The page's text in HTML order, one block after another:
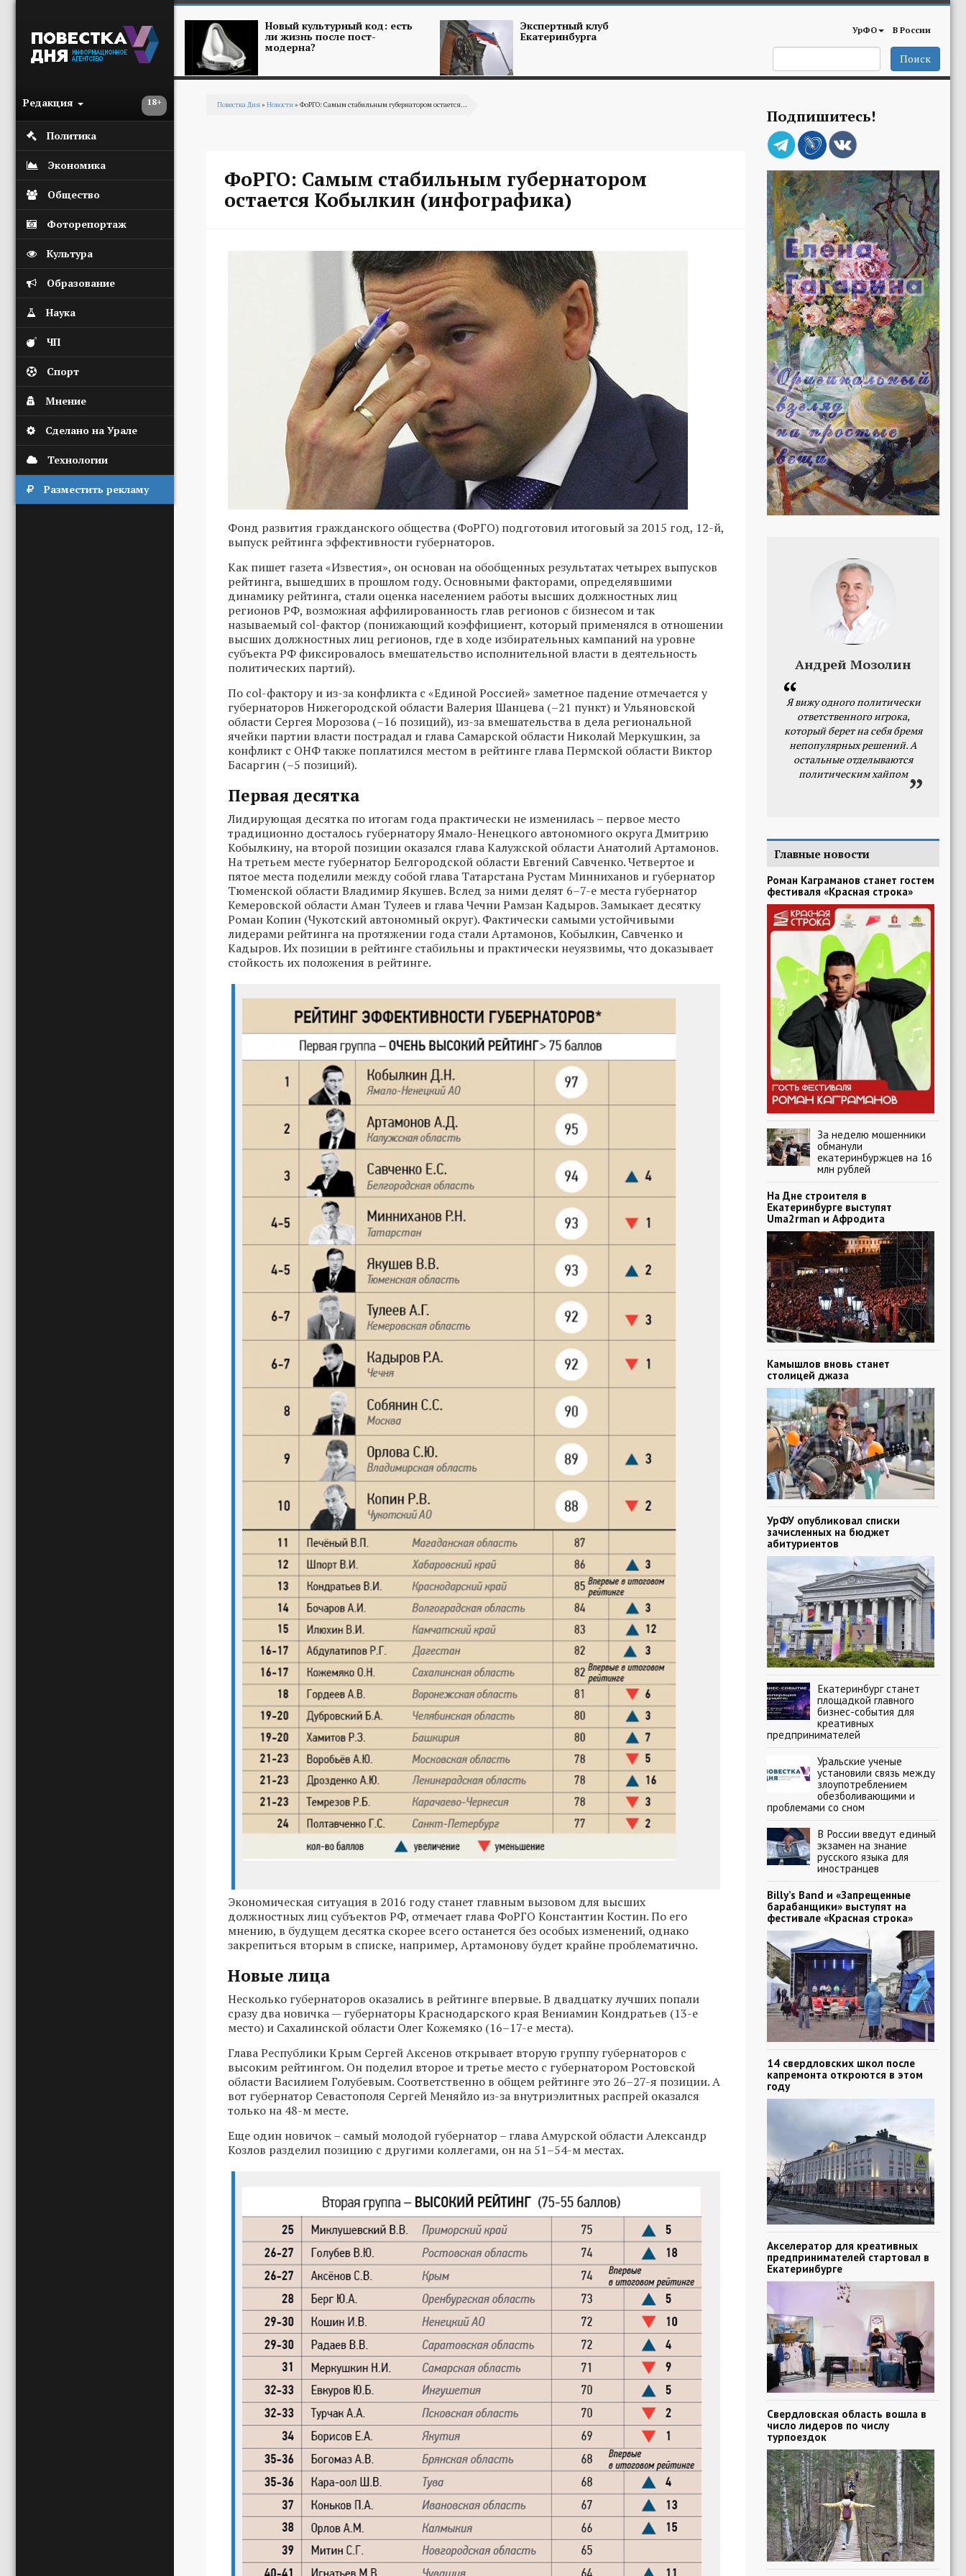
18+
Редакция
Политика
Экономика
Общество
Фоторепортаж
Культура
Образование
Наука
ЧП
Спорт
Мнение
Сделано на Урале
Технологии
Разместить рекламу
Новый культурный код: есть
ли жизнь после пост-
модерна?
Экспертный клуб
Екатеринбурга УрФО В России
Поиск
Повестка Дня» Новости» ФоРГО: Самым стабильным губернатором остается...
ФоРГО: Самым стабильным губернатором
остается Кобылкин (инфографика)
Фонд развития гражданского общества (ФоРГО) подготовил итоговый за 2015 год, 12-й,
выпуск рейтинга эффективности губернаторов.
Как пишет газета «Известия», он основан на обобщенных результатах четырех выпусков
рейтинга, вышедших в прошлом году. Основными факторами, определявшими
динамику рейтинга, стали оценка населением работы высших должностных лиц
регионов РФ, возможная аффилированность глав регионов с бизнесом и так
называемый col-фактор (понижающий коэффициент, который применялся в отношении
высших должностных лиц регионов, где в ходе избирательных кампаний на уровне
субъекта РФ фиксировалось вмешательство исполнительной власти в деятельность
политических партий).
По col-фактору и из-за конфликта с «Единой Россией» заметное падение отмечается у
губернаторов Нижегородской области Валерия Шанцева (–21 пункт) и Ульяновской
области Сергея Морозова (–16 позиций), из-за вмешательства в дела региональной
ячейки партии власти пострадал и глава Самарской области Николай Меркушкин, за
конфликт с ОНФ также поплатился местом в рейтинге глава Пермской области Виктор
Басаргин (–5 позиций).
Первая десятка
Лидирующая десятка по итогам года практически не изменилась – первое место
традиционно досталось губернатору Ямало-Ненецкого автономного округа Дмитрию
Кобылкину, на второй позиции оказался глава Калужской области Анатолий Артамонов.
На третьем месте губернатор Белгородской области Евгений Савченко. Четвертое и
пятое места поделили между собой глава Татарстана Рустам Минниханов и губернатор
Тюменской области Владимир Якушев. Вслед за ними делят 6–7-е места губернатор
Кемеровской области Аман Тулеев и глава Чечни Рамзан Кадыров. Замыкает десятку
Роман Копин (Чукотский автономный округ). Фактически самыми устойчивыми
лидерами рейтинга на протяжении года стали Артамонов, Кобылкин, Савченко и
Кадыров. Их позиции в рейтинге стабильны и практически неуязвимы, что доказывает
стойкость их положения в рейтинге.
Экономическая ситуация в 2016 году станет главным вызовом для высших
должностных лиц субъектов РФ, отмечает глава ФоРГО Константин Костин. По его
мнению, в будущем десятка скорее всего останется без особых изменений, однако
закрепиться вторым в списке, например, Артамонову будет крайне проблематично.
Новые лица
Несколько губернаторов оказались в рейтинге впервые. В двадцатку лучших попали
сразу два новичка — губернаторы Краснодарского края Вениамин Кондратьев (13-е
место) и Сахалинской области Олег Кожемяко (16–17-е места).
Глава Республики Крым Сергей Аксенов открывает вторую группу губернаторов с
высоким рейтингом. Он поделил второе и третье место с губернатором Ростовской
области Василием Голубевым. Соответственно в общем рейтинге это 26–27-я позиции. А
вот губернатор Севастополя Сергей Меняйло из-за внутриэлитных распрей оказался
только на 48-м месте.
Еще один новичок – самый молодой губернатор – глава Амурской области Александр
Козлов разделил позицию с другими коллегами, он на 51–54-м местах.
Подпишитесь!
Андрей Мозолин
Я вижу одного политически
ответственного игрока,
который берет на себя бремя
непопулярных решений. А
остальные отделываются
политическим хайпом
Главные новости
Роман Каграманов станет гостем
фестиваля «Красная строка»
За неделю мошенники
обманули
екатеринбуржцев на 16
млн рублей
На Дне строителя в
Екатеринбурге выступят
Uma2rman и Афродита
Камышлов вновь станет
столицей джаза
УрФУ опубликовал списки
зачисленных на бюджет
абитуриентов
Екатеринбург станет
площадкой главного
бизнес-события для
креативных
предпринимателей
Уральские ученые
установили связь между
злоупотреблением
обезболивающими и
проблемами со сном
В России введут единый
экзамен на знание
русского языка для
иностранцев
Billy’s Band и «Запрещенные
барабанщики» выступят на
фестивале «Красная строка»
14 свердловских школ после
капремонта откроются в этом
году
Акселератор для креативных
предпринимателей стартовал в
Екатеринбурге
Свердловская область вошла в
число лидеров по числу
турпоездок